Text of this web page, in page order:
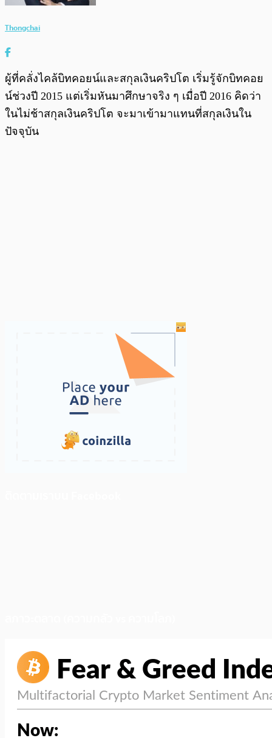
Thongchai
ผู้ที่คลั่งไคล้บิทคอยน์และสกุลเงินคริปโต เริ่มรู้จักบิทคอย
น์ช่วงปี 2015 แต่เริ่มหันมาศึกษาจริง ๆ เมื่อปี 2016 คิดว่า
ในไม่ช้าสกุลเงินคริปโต จะมาเข้ามาแทนที่สกุลเงินใน
ปัจจุบัน